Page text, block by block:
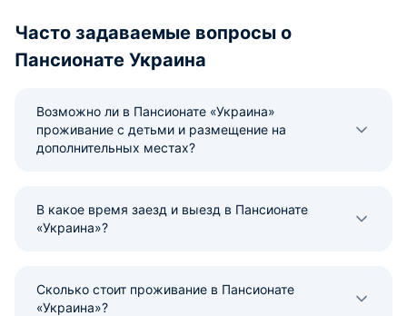
Часто задаваемые вопросы о
Пансионате Украина
Возможно ли в Пансионате «Украина»
проживание с детьми и размещение на
дополнительных местах?
В какое время заезд и выезд в Пансионате
«Украина»?
Сколько стоит проживание в Пансионате
«Украина»?